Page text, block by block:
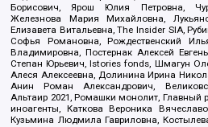
Борисович, Ярош Юлия Петровна,
Железнова Мария Михайловна,
Елизавета Витальевна, The Insider SIA,
Софья Романовна, Рождественский
Владимировна, Постернак Алексей
Степан Юрьевич, Istories fonds, Шмагун
Алеся Алексеевна, Долинина Ирина
Анин Роман Александрович,
Альтаир 2021, Ромашки монолит, Главный
иноагенты, Каткова Вероника
Кузьмина Людмила Гавриловна,